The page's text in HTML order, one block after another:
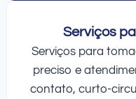
Serviços
Serviços para
preciso e
contato, curto-